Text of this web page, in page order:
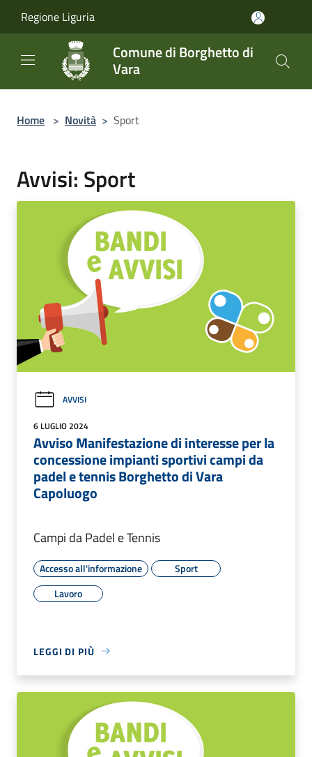
Regione Liguria
Comune di Borghetto di
Vara
Home > Novità > Sport
Avvisi: Sport
AVVISI
6 LUGLIO 2024
Avviso Manifestazione di interesse per la
concessione impianti sportivi campi da
padel e tennis Borghetto di Vara
Capoluogo
Campi da Padel e Tennis
Accesso all'informazione
Sport
Lavoro
LEGGI DI PIÙ